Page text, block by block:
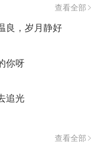
查看全部
良，岁月静好
你呀
追光
查看全部